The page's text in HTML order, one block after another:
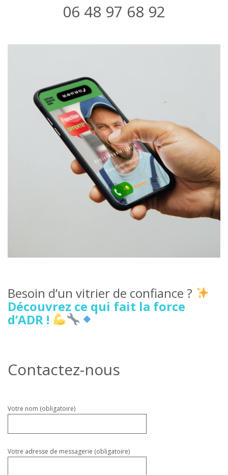
06 48 97 68 92
Besoin d’un vitrier de confiance ?
Découvrez ce qui fait la force
d’ADR !
Contactez-nous
Veuillez
vide.
Votre nom (obligatoire)
Votre adresse de messagerie (obligatoire)